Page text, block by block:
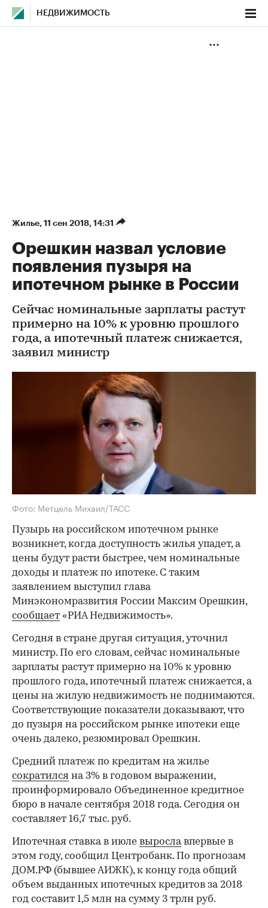
НЕДВИЖИМОСТЬ
Жилье⁠, 11 сен 2018, 14:31
Орешкин назвал условие
появления пузыря на
ипотечном рынке в России
Сейчас номинальные зарплаты растут
примерно на 10% к уровню прошлого
года, а ипотечный платеж снижается,
заявил министр
Фото: Метцель Михаил/ТАСС
Пузырь на российском ипотечном рынке
возникнет, когда доступность жилья упадет, а
цены будут расти быстрее, чем номинальные
доходы и платеж по ипотеке. С таким
заявлением выступил глава
Минэкономразвития России Максим Орешкин,
сообщает «РИА Недвижимость».
Сегодня в стране другая ситуация, уточнил
министр. По его словам, сейчас номинальные
зарплаты растут примерно на 10% к уровню
прошлого года, ипотечный платеж снижается, а
цены на жилую недвижимость не поднимаются.
Соответствующие показатели доказывают, что
до пузыря на российском рынке ипотеки еще
очень далеко, резюмировал Орешкин.
Средний платеж по кредитам на жилье
сократился на 3% в годовом выражении,
проинформировало Объединенное кредитное
бюро в начале сентября 2018 года. Сегодня он
составляет 16,7 тыс. руб.
Ипотечная ставка в июле вырославпервые в
этом году, сообщил Центробанк. По прогнозам
ДОМ.РФ (бывшее АИЖК), к концу года общий
объем выданных ипотечных кредитов за 2018
год составит 1,5 млн на сумму 3 трлн руб.